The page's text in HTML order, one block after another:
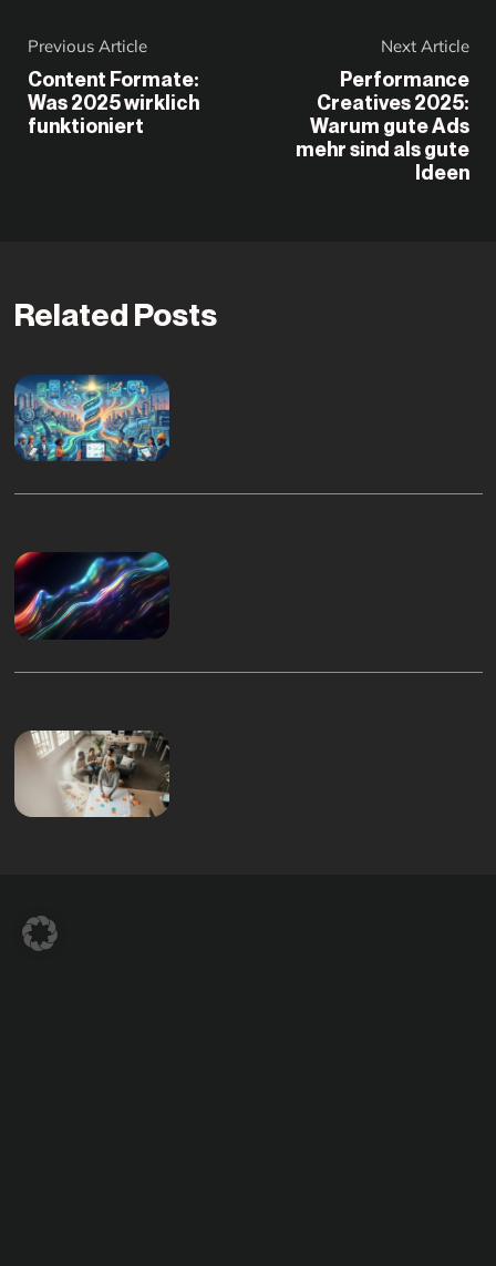
Previous Article
Content Formate:
Was 2025 wirklich
funktioniert
Next Article
Performance
Creatives 2025:
Warum gute Ads
mehr sind als gute
Ideen
Related Posts